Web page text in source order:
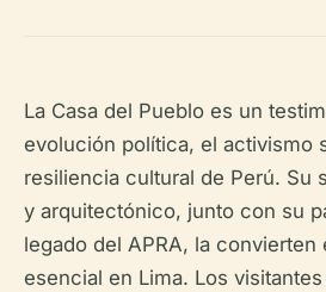
La Casa del Pueblo es un
evolución política, el activismo
resiliencia cultural de Perú. Su
y arquitectónico, junto con su
legado del APRA, la convierten
esencial en Lima. Los